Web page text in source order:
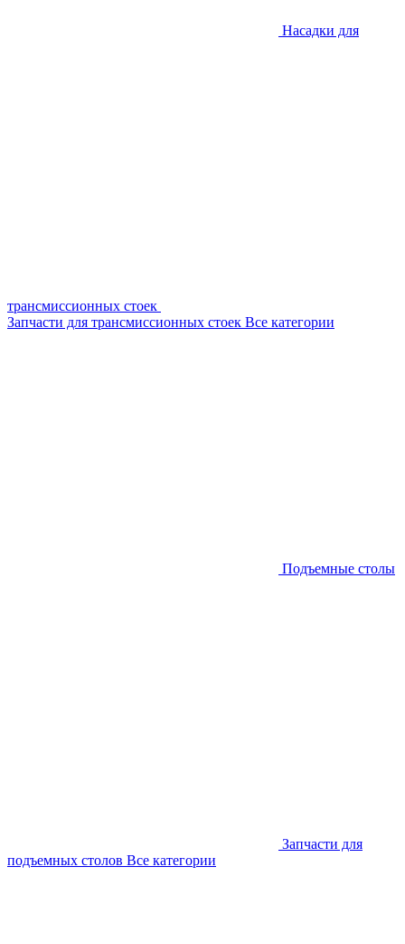
Насадки для
трансмиссионных стоек
Запчасти для трансмиссионных стоек Все категории
Подъемные столы
Запчасти для
подъемных столов Все категории